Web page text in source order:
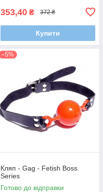
353,40 ₴ 372 ₴
Купити
–5%
Кляп - Gag - Fetish Boss
Series
Готово до відправки